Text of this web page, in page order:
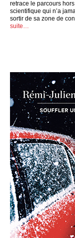
retrace le parcours hors
scientifique qui n’a
sortir de sa zone de
suite…